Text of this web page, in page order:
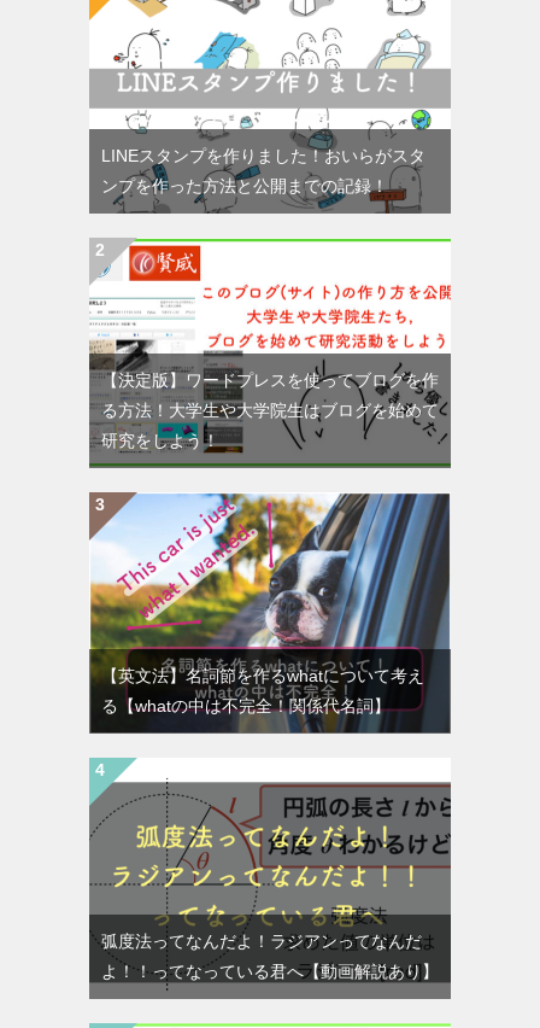
LINEスタンプを作りました！おいらがスタ
ンプを作った方法と公開までの記録！
【決定版】ワードプレスを使ってブログを作
る方法！大学生や大学院生はブログを始めて
研究をしよう！
【英文法】名詞節を作るwhatについて考え
る【whatの中は不完全！関係代名詞】
弧度法ってなんだよ！ラジアンってなんだ
よ！！ってなっている君へ【動画解説あり】